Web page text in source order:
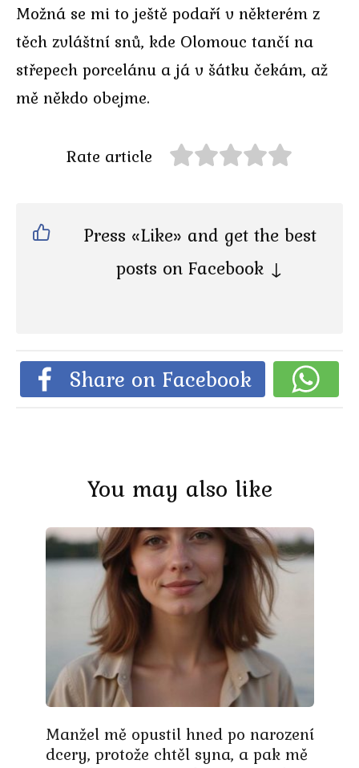
Možná se mi to ještě podaří v některém z
těch zvláštní snů, kde Olomouc tančí na
střepech porcelánu a já v šátku čekám, až
mě někdo obejme.
Rate article
Press «Like» and get the best
posts on Facebook ↓
Share on Facebook
You may also like
Manžel mě opustil hned po narození
dcery, protože chtěl syna, a pak mě